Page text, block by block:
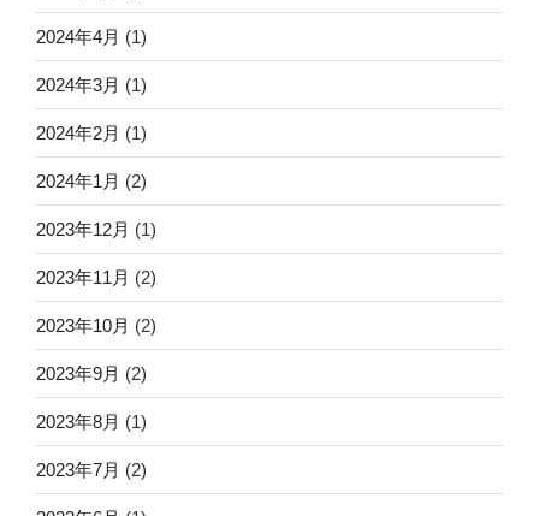
2024年4月 (1)
2024年3月 (1)
2024年2月 (1)
2024年1月 (2)
2023年12月 (1)
2023年11月 (2)
2023年10月 (2)
2023年9月 (2)
2023年8月 (1)
2023年7月 (2)